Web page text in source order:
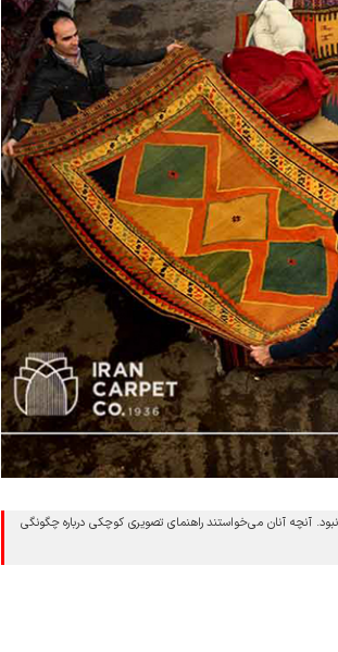
آنچه آنان می‌خواستند راهنمای تصویری کوچکی درباره چگونگی